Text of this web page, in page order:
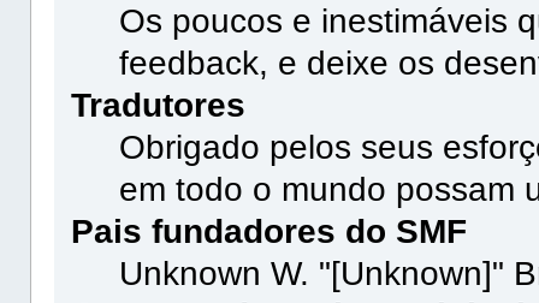
Os poucos e inestimáveis
feedback, e deixe os
Tradutores
Obrigado pelos seus
em todo o mundo possam
Pais fundadores do SMF
Unknown W. "[Unknown]"